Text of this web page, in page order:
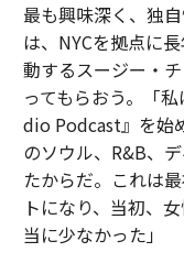
最も興味深く、独
は、NYCを拠点に
動するスージー・
ってもらおう。「
dio Podcast』を始
のソウル、R&B、
たからだ。これは
トになり、当初、
当に少なかった」